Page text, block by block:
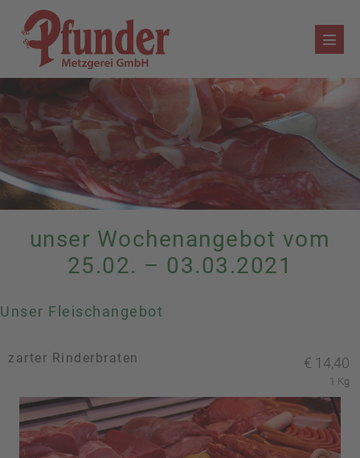
Inhalt
springen
unser Wochenangebot vom
25.02. – 03.03.2021
Unser Fleischangebot
zarter Rinderbraten € 14,40
1 Kg